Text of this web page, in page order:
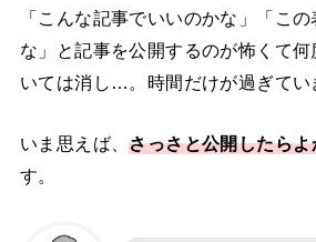
「こんな記事でいいのかな」「こ
な」と記事を公開するのが怖くて
いては消し…。時間だけが過ぎてい
いま思えば、さっさと公開したらよ
す。